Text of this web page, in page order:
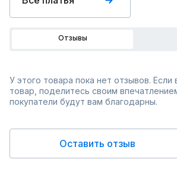
Отзывы
У этого товара пока нет отзывов. Если
товар, поделитесь своим
покупатели будут вам благодарны.
Оставить отзыв